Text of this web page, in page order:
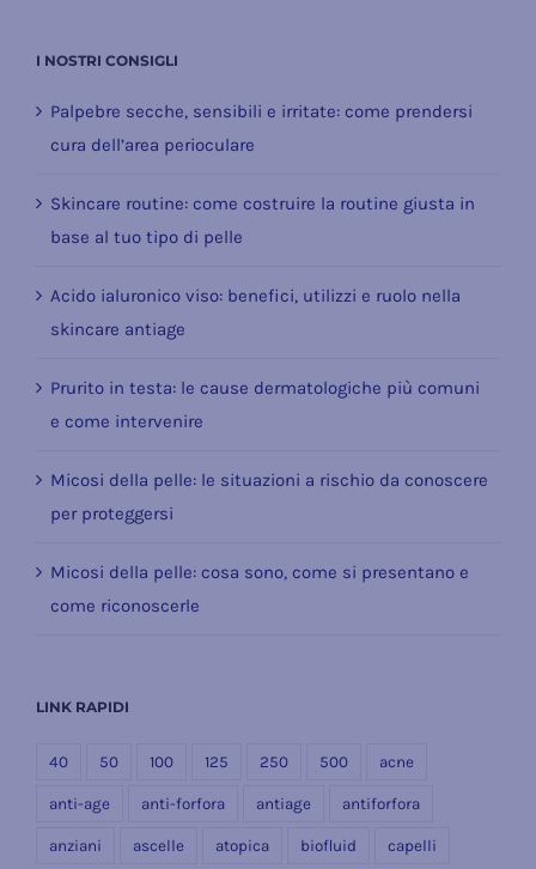
I NOSTRI CONSIGLI
Palpebre secche, sensibili e irritate: come prendersi
cura dell’area perioculare
Skincare routine: come costruire la routine giusta in
base al tuo tipo di pelle
Acido ialuronico viso: benefici, utilizzi e ruolo nella
skincare antiage
Prurito in testa: le cause dermatologiche più comuni
e come intervenire
Micosi della pelle: le situazioni a rischio da conoscere
per proteggersi
Micosi della pelle: cosa sono, come si presentano e
come riconoscerle
LINK RAPIDI
40 50 100 125 250 500 acne
anti-age anti-forfora antiage antiforfora
anziani ascelle atopica biofluid capelli